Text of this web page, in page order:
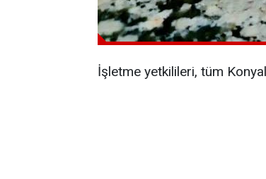
İşletme yetkilileri, tüm